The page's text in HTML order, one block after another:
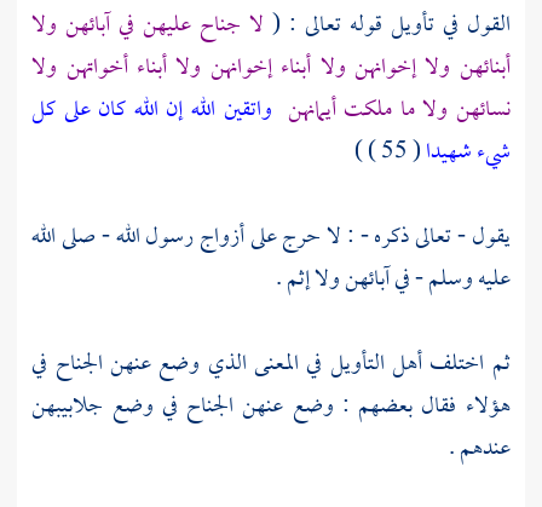
القول في تأويل قوله تعالى : ( لا جناح عليهن في آبائهن ولا
أبنائهن ولا إخوانهن ولا أبناء إخوانهن ولا أبناء أخواتهن ولا
نسائهن ولا ما ملكت أيمانهن واتقين الله إن الله كان على كل
شيء شهيدا( 55 ) )
يقول - تعالى ذكره - : لا حرج على أزواج رسول الله - صلى الله
عليه وسلم - في آبائهن ولا إثم .
ثم اختلف أهل التأويل في المعنى الذي وضع عنهن الجناح في
هؤلاء فقال بعضهم : وضع عنهن الجناح في وضع جلابيبهن
عندهم .